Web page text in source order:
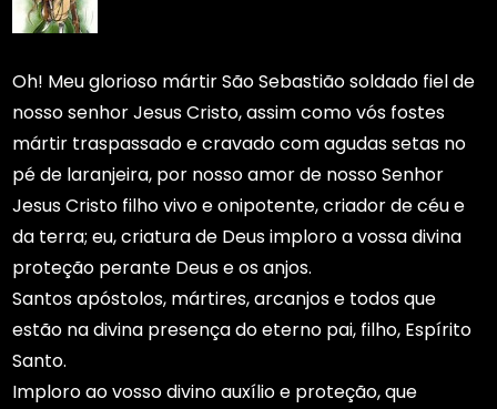
Oh! Meu glorioso mártir São Sebastião soldado fiel de
nosso senhor Jesus Cristo, assim como vós fostes
mártir traspassado e cravado com agudas setas no
pé de laranjeira, por nosso amor de nosso Senhor
Jesus Cristo filho vivo e onipotente, criador de céu e
da terra; eu, criatura de Deus imploro a vossa divina
proteção perante Deus e os anjos.
Santos apóstolos, mártires, arcanjos e todos que
estão na divina presença do eterno pai, filho, Espírito
Santo.
Imploro ao vosso divino auxílio e proteção, que